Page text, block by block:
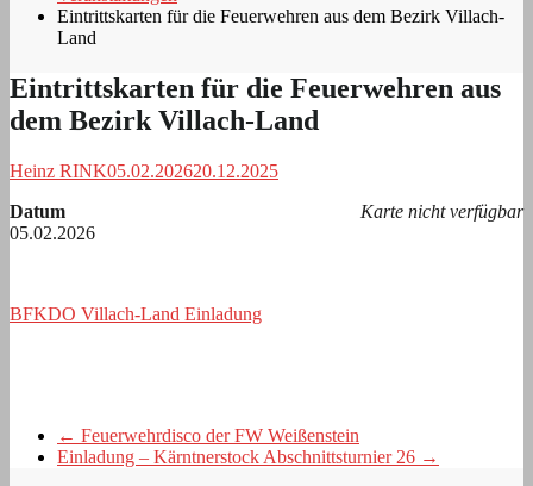
Eintrittskarten für die Feuerwehren aus dem Bezirk Villach-
Land
Eintrittskarten für die Feuerwehren aus
dem Bezirk Villach-Land
Heinz RINK05.02.202620.12.2025
Karte nicht verfügbar
Datum
05.02.2026
BFKDO Villach-Land Einladung
← Feuerwehrdisco der FW Weißenstein
Einladung – Kärntnerstock Abschnittsturnier 26 →